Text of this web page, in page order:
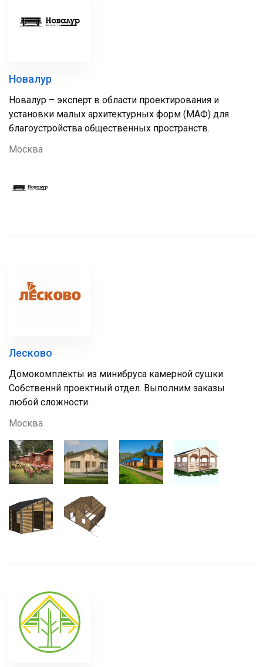
Новалур
Новалур – эксперт в области проектирования и
установки малых архитектурных форм (МАФ) для
благоустройства общественных пространств.
Москва
Лесково
Домокомплекты из минибруса камерной сушки.
Собственнй проектный отдел. Выполним заказы
любой сложности.
Москва